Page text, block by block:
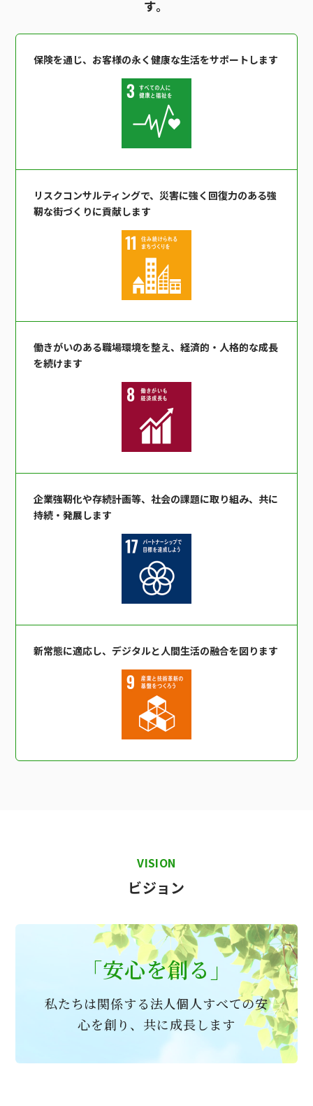
す。
保険を通じ、お客様の永く健康な生活をサポートします
リスクコンサルティングで、災害に強く回復力のある強
靭な街づくりに貢献します
働きがいのある職場環境を整え、経済的・人格的な成長
を続けます
企業強靭化や存続計画等、社会の課題に取り組み、共に
持続・発展します
新常態に適応し、デジタルと人間生活の融合を図ります
VISION
ビジョン
「安心を創る」
私たちは関係する法人個人すべての安
心を創り、共に成長します